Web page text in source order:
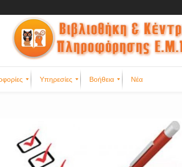
Υπηρεσίες Βοήθεια Νέα